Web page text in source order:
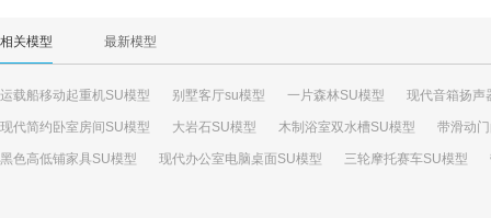
相关模型 最新模型
运载船移动起重机SU模型 别墅客厅su模型 一片森林SU模型 现代音箱扬声
现代简约卧室房间SU模型 大岩石SU模型 木制浴室双水槽SU模型 带滑动
黑色高低铺家具SU模型 现代办公室电脑桌面SU模型 三轮摩托赛车SU模型